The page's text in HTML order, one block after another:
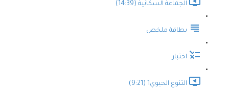
الجماعة السكانية (14:39)
بطاقة ملخص
اختبار
التنوع الحيوي1 (9:21)